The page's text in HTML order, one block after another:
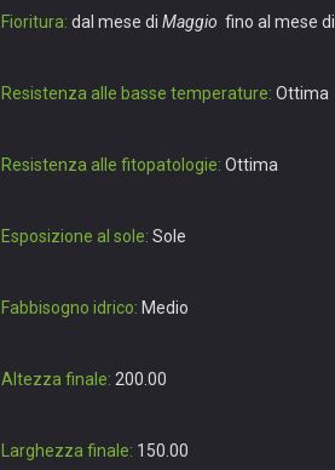
Fioritura: dal mese di Maggio fino al mese di
Resistenza alle basse temperature: Ottima
Resistenza alle fitopatologie: Ottima
Esposizione al sole: Sole
Fabbisogno idrico: Medio
Altezza finale: 200.00
Larghezza finale: 150.00